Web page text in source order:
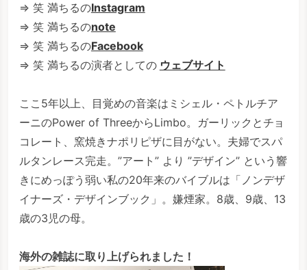
⇒ 笑 満ちるのInstagram
⇒ 笑 満ちるのnote
⇒ 笑 満ちるのFacebook
⇒ 笑 満ちるの演者としての ウェブサイト
ここ5年以上、目覚めの音楽はミシェル・ペトルチア
ーニのPower of ThreeからLimbo。ガーリックとチョ
コレート、窯焼きナポリピザに目がない。夫婦でスパ
ルタンレース完走。”アート” より ”デザイン” という響
きにめっぽう弱い私の20年来のバイブルは「ノンデザ
イナーズ・デザインブック」。嫌煙家。8歳、9歳、13
歳の3児の母。
海外の雑誌に取り上げられました！